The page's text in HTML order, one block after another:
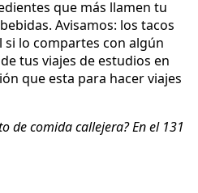
que más llamen tu
Avisamos: los tacos
si lo compartes con algún
tus viajes de estudios en
que esta para hacer viajes
de comida callejera? En el 131